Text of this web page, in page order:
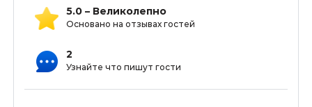
5.0 – Великолепно
Основано на отзывах гостей
2
Узнайте что пишут гости